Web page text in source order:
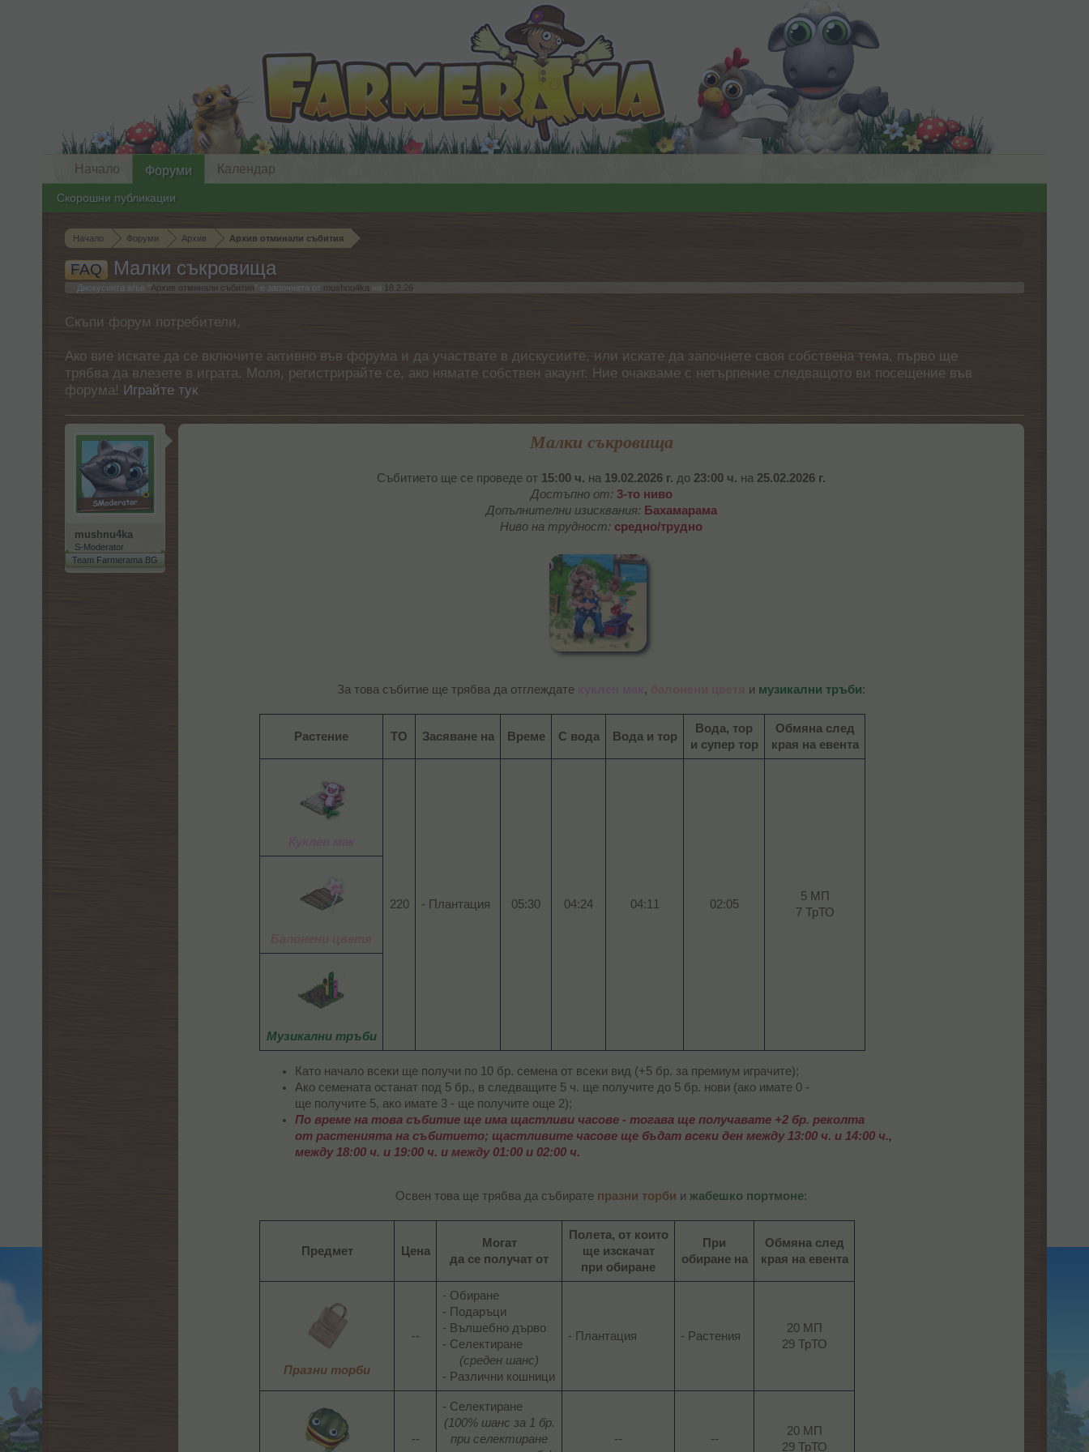
Начало Форуми Архив Архив отминали събития
FAQ Малки съкровища
Дискусията в/ъв " Архив отминали събития " е започната от mushnu4ka на 18.2.26
Скъпи форум потребители,
Ако вие искате да се включите активно във форума и да участвате в дискусиите, или искате да започнете своя собствена тема, първо ще
трябва да влезете в играта. Моля, регистрирайте се, ако нямате собствен акаунт. Ние очакваме с нетърпение следващото ви посещение във
форума! Играйте тук
mushnu4ka
S-Moderator
Team Farmerama BG
Малки съкровища
Събитието ще се проведе от 15:00 ч. на 19.02.2026 г. до 23:00 ч. на 25.02.2026 г.
Достъпно от: 3-то ниво
Допълнителни изисквания: Бахамарама
Ниво на трудност: средно/трудно
За това събитие ще трябва да отглеждате , и музикални тръби:
Растение ТО Засяване на Време С вода Вода и тор
Вода, тор
и супер тор
Обмяна след
края на евента
220​ - Плантация 05:30​ 04:24​ 04:11​ 02:05​
5 МП
7 ТрТО​
Музикални тръби
Като начало всеки ще получи по 10 бр. семена от всеки вид (+5 бр. за премиум играчите);
Ако семената останат под 5 бр., в следващите 5 ч. ще получите до 5 бр. нови (ако имате 0 -
ще получите 5, ако имате 3 - ще получите още 2);
По време на това събитие ще има щастливи часове - тогава ще получавате +2 бр. реколта
от растенията на събитието; щастливите часове ще бъдат всеки ден между 13:00 ч. и 14:00 ч.,
между 18:00 ч. и 19:00 ч. и между 01:00 и 02:00 ч.
Освен това ще трябва да събирате празни торби и жабешко портмоне:​
Предмет Цена
Могат
да се получат от
Полета, от които
ще изскачат
при обиране
При
обиране на
Обмяна след
края на евента
Празни торби
--​
- Обиране
- Подаръци
- Вълшебно дърво
- Селектиране​
(среден шанс)
- Различни кошници​
- Плантация​ - Растения​
20 МП
29 ТрТО​
--​
- Селектиране​
(100% шанс за 1 бр.
при селектиране
--​ --​
20 МП
29 ТрТО​
Начало Форуми
Скорошни публикации
Календар